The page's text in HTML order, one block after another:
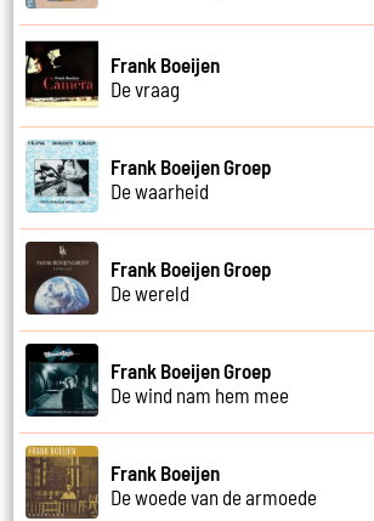
Frank Boeijen
De vraag
Frank Boeijen Groep
De waarheid
Frank Boeijen Groep
De wereld
Frank Boeijen Groep
De wind nam hem mee
Frank Boeijen
De woede van de armoede